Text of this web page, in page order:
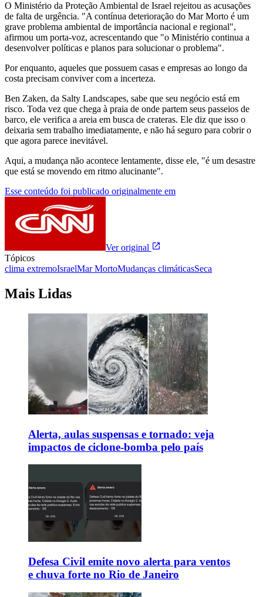
O Ministério da Proteção Ambiental de Israel rejeitou as acusações
de falta de urgência. "A contínua deterioração do Mar Morto é um
grave problema ambiental de importância nacional e regional",
afirmou um porta-voz, acrescentando que "o Ministério continua a
desenvolver políticas e planos para solucionar o problema".
Por enquanto, aqueles que possuem casas e empresas ao longo da
costa precisam conviver com a incerteza.
Ben Zaken, da Salty Landscapes, sabe que seu negócio está em
risco. Toda vez que chega à praia de onde partem seus passeios de
barco, ele verifica a areia em busca de crateras. Ele diz que isso o
deixaria sem trabalho imediatamente, e não há seguro para cobrir o
que agora parece inevitável.
Aqui, a mudança não acontece lentamente, disse ele, "é um desastre
que está se movendo em ritmo alucinante".
Esse conteúdo foi publicado originalmente em
Ver original
Tópicos
clima extremoIsraelMar MortoMudanças climáticasSeca
Mais Lidas
Alerta, aulas suspensas e tornado: veja
impactos de ciclone-bomba pelo país
Defesa Civil emite novo alerta para ventos
e chuva forte no Rio de Janeiro